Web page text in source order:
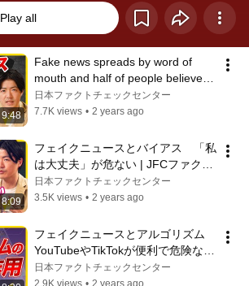
Play all
9:48
Fake news spreads by word of
mouth and half of people believe it:
Explaining the surprising reali...
日本ファクトチェックセンター
7.7K views • 2 years ago
8:09
フェイクニュースとバイアス　「私
は大丈夫」が危ない | JFCファクト
チェック講座 理論編2
日本ファクトチェックセンター
3.5K views • 2 years ago
フェイクニュースとアルゴリズム
YouTubeやTikTokが便利で危険な理
由 | JFCファクトチェック講座 理論
編3
日本ファクトチェックセンター
2.9K views • 2 years ago